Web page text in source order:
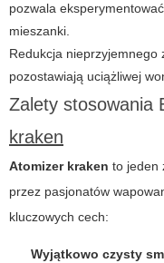
pozwala
mieszanki.
Redukcja
pozostawiają uciążliwej
Zalety stosowania
kraken
Atomizer kraken to jeden
przez pasjonatów
kluczowych cech:
Wyjątkowo czysty